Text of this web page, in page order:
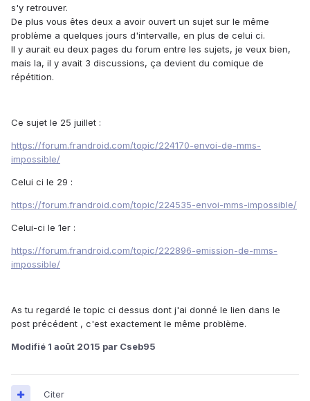
s'y retrouver.
De plus vous êtes deux a avoir ouvert un sujet sur le même
problème a quelques jours d'intervalle, en plus de celui ci.
Il y aurait eu deux pages du forum entre les sujets, je veux bien,
mais la, il y avait 3 discussions, ça devient du comique de
répétition.
Ce sujet le 25 juillet :
https://forum.frandroid.com/topic/224170-envoi-de-mms-
impossible/
Celui ci le 29 :
https://forum.frandroid.com/topic/224535-envoi-mms-impossible/
Celui-ci le 1er :
https://forum.frandroid.com/topic/222896-emission-de-mms-
impossible/
As tu regardé le topic ci dessus dont j'ai donné le lien dans le
post précédent , c'est exactement le même problème.
Modifié 1 août 2015 par Cseb95
Citer